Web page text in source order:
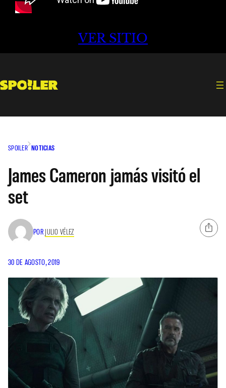
VER SITIO
SPOILER NOTICIAS
James Cameron jamás visitó el
set
POR JULIO VÉLEZ
30 DE AGOSTO, 2019